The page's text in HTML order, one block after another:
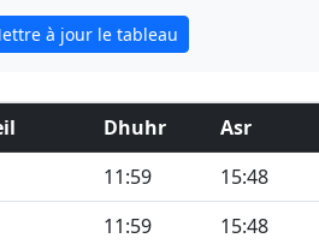
à jour le tableau
Dhuhr Asr
11:59 15:48
11:59 15:48